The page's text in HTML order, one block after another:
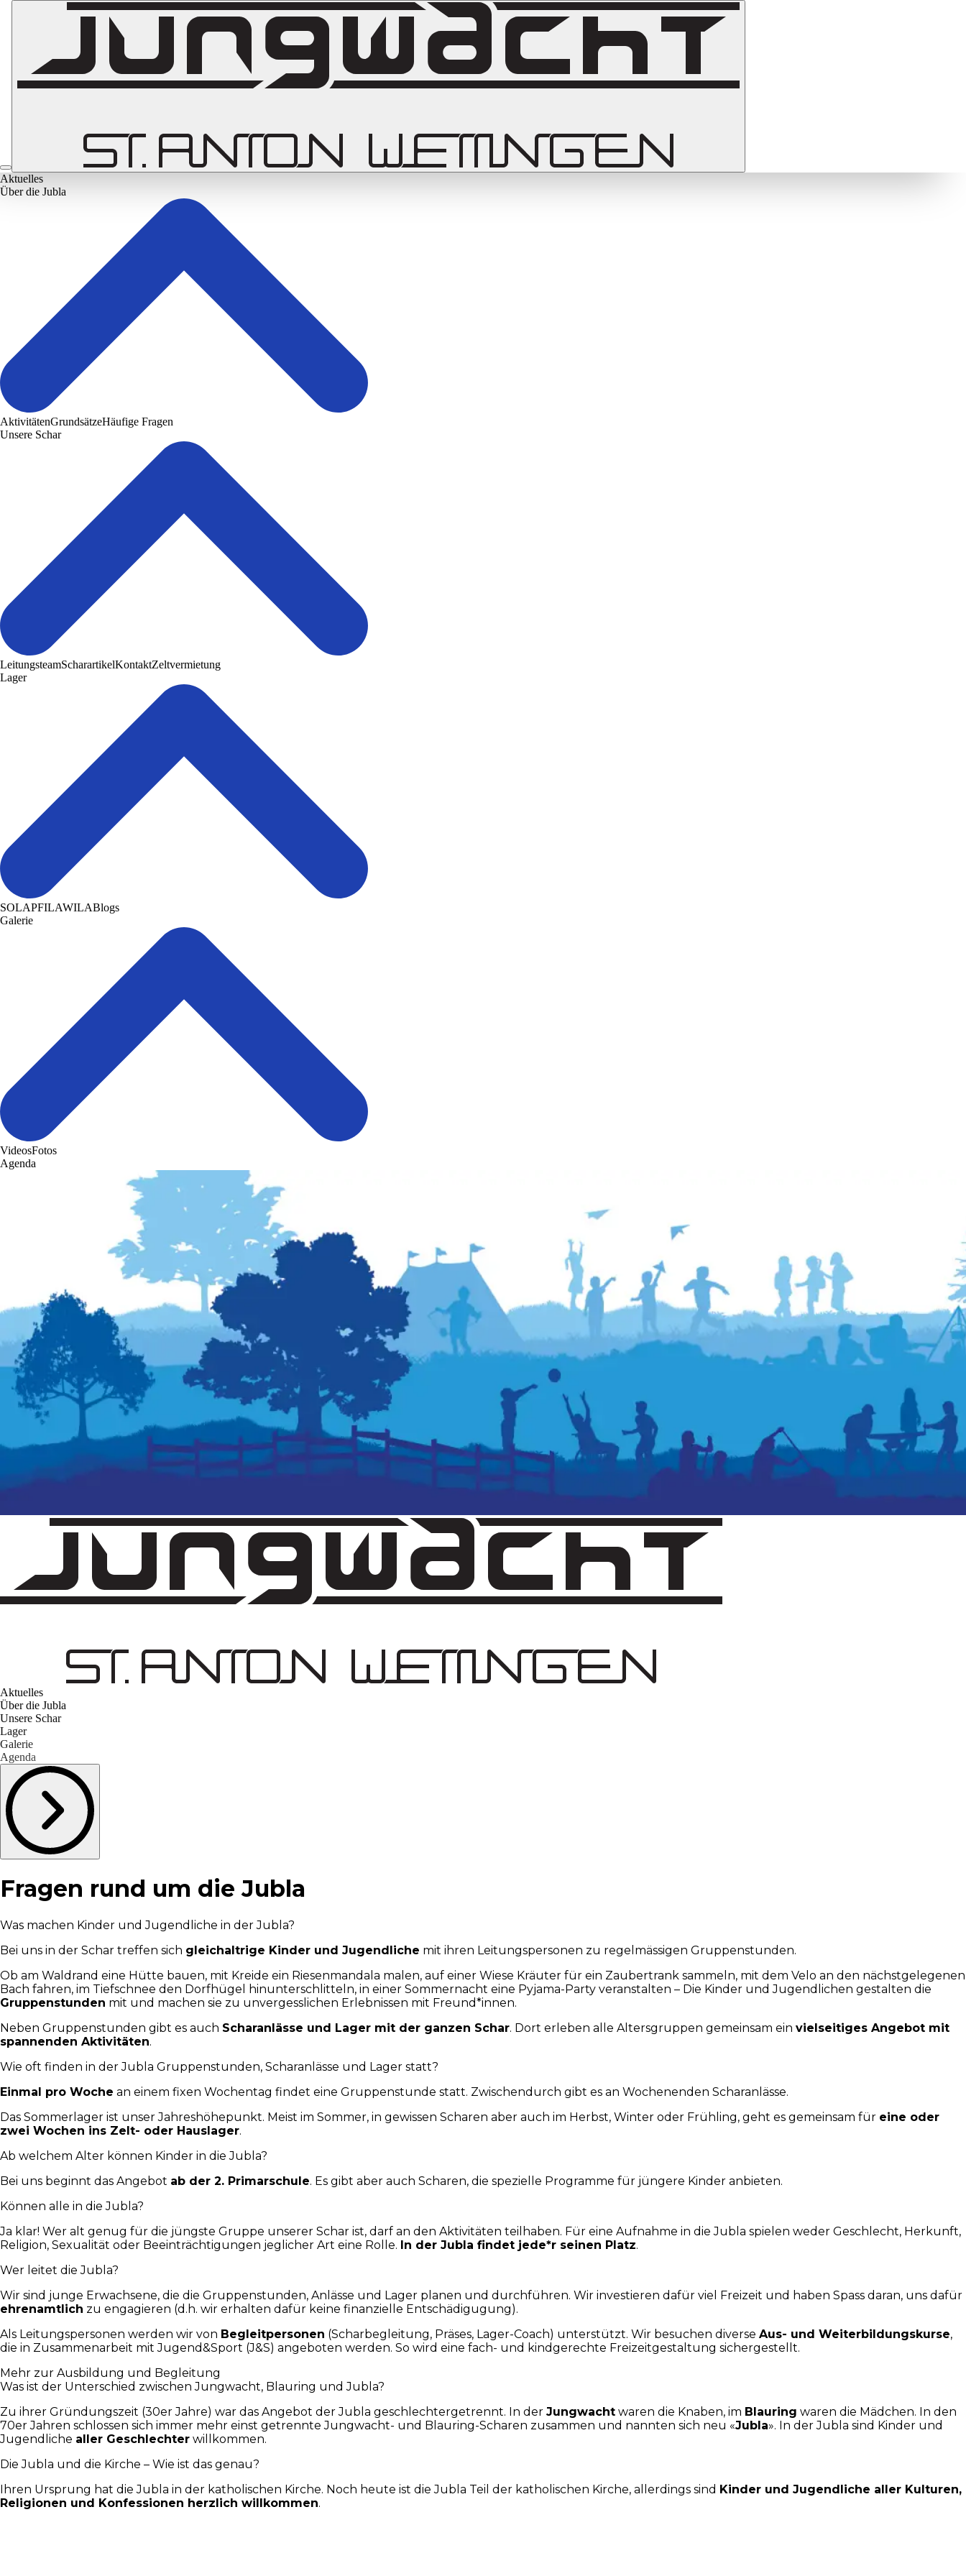
Aktuelles
Über die Jubla
AktivitätenGrundsätzeHäufige Fragen
Unsere Schar
LeitungsteamScharartikelKontaktZeltvermietung
Lager
SOLAPFILAWILABlogs
Galerie
VideosFotos
Agenda
Aktuelles
Über die Jubla
Unsere Schar
Lager
Galerie
Agenda
Fragen rund um die Jubla
Was machen Kinder und Jugendliche in der Jubla?
Bei uns in der Schar treffen sich gleichaltrige Kinder und Jugendliche mit ihren Leitungspersonen zu regelmässigen Gruppenstunden.
Ob am Waldrand eine Hütte bauen, mit Kreide ein Riesenmandala malen, auf einer Wiese Kräuter für ein Zaubertrank sammeln, mit dem Velo an den nächstgelegenen
Bach fahren, im Tiefschnee den Dorfhügel hinunterschlitteln, in einer Sommernacht eine Pyjama-Party veranstalten – Die Kinder und Jugendlichen gestalten die
Gruppenstunden mit und machen sie zu unvergesslichen Erlebnissen mit Freund*innen.
Neben Gruppenstunden gibt es auch Scharanlässe und Lager mit der ganzen Schar. Dort erleben alle Altersgruppen gemeinsam ein vielseitiges Angebot mit
spannenden Aktivitäten.
Wie oft finden in der Jubla Gruppenstunden, Scharanlässe und Lager statt?
Einmal pro Woche an einem fixen Wochentag findet eine Gruppenstunde statt. Zwischendurch gibt es an Wochenenden Scharanlässe.
Das Sommerlager ist unser Jahreshöhepunkt. Meist im Sommer, in gewissen Scharen aber auch im Herbst, Winter oder Frühling, geht es gemeinsam für eine oder
zwei Wochen ins Zelt- oder Hauslager.
Ab welchem Alter können Kinder in die Jubla?
Bei uns beginnt das Angebot ab der 2. Primarschule. Es gibt aber auch Scharen, die spezielle Programme für jüngere Kinder anbieten.
Können alle in die Jubla?
Ja klar! Wer alt genug für die jüngste Gruppe unserer Schar ist, darf an den Aktivitäten teilhaben. Für eine Aufnahme in die Jubla spielen weder Geschlecht, Herkunft,
Religion, Sexualität oder Beeinträchtigungen jeglicher Art eine Rolle. In der Jubla findet jede*r seinen Platz.
Wer leitet die Jubla?
Wir sind junge Erwachsene, die die Gruppenstunden, Anlässe und Lager planen und durchführen. Wir investieren dafür viel Freizeit und haben Spass daran, uns dafür
ehrenamtlich zu engagieren (d.h. wir erhalten dafür keine finanzielle Entschädigugung).
Als Leitungspersonen werden wir von Begleitpersonen (Scharbegleitung, Präses, Lager-Coach) unterstützt. Wir besuchen diverse Aus- und Weiterbildungskurse,
die in Zusammenarbeit mit Jugend&Sport (J&S) angeboten werden. So wird eine fach- und kindgerechte Freizeitgestaltung sichergestellt.
Mehr zur Ausbildung und Begleitung
Was ist der Unterschied zwischen Jungwacht, Blauring und Jubla?
Zu ihrer Gründungszeit (30er Jahre) war das Angebot der Jubla geschlechtergetrennt. In der Jungwacht waren die Knaben, im Blauring waren die Mädchen. In den
70er Jahren schlossen sich immer mehr einst getrennte Jungwacht- und Blauring-Scharen zusammen und nannten sich neu «Jubla». In der Jubla sind Kinder und
Jugendliche aller Geschlechter willkommen.
Die Jubla und die Kirche – Wie ist das genau?
Ihren Ursprung hat die Jubla in der katholischen Kirche. Noch heute ist die Jubla Teil der katholischen Kirche, allerdings sind Kinder und Jugendliche aller Kulturen,
Religionen und Konfessionen herzlich willkommen.